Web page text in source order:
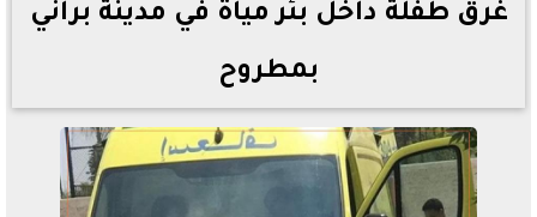
غرق طفلة داخل بئر مياة في مدينة براني
بمطروح